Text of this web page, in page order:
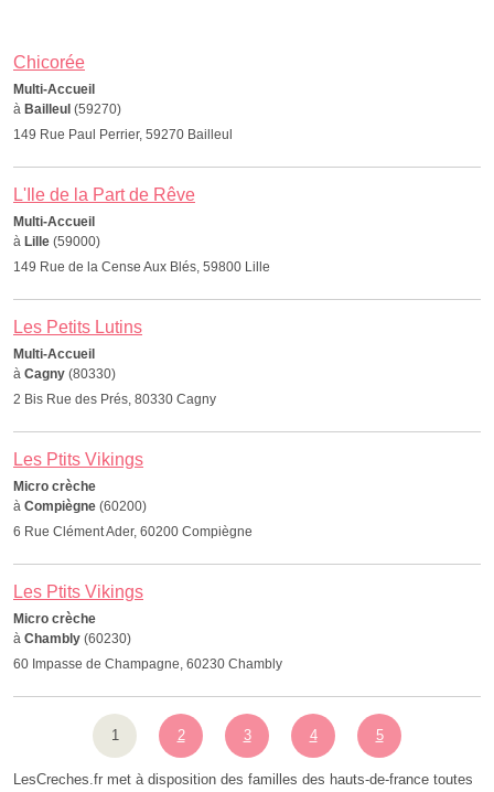
Chicorée
Multi-Accueil
à Bailleul (59270)
149 Rue Paul Perrier, 59270 Bailleul
L'Ile de la Part de Rêve
Multi-Accueil
à Lille (59000)
149 Rue de la Cense Aux Blés, 59800 Lille
Les Petits Lutins
Multi-Accueil
à Cagny (80330)
2 Bis Rue des Prés, 80330 Cagny
Les Ptits Vikings
Micro crèche
à Compiègne (60200)
6 Rue Clément Ader, 60200 Compiègne
Les Ptits Vikings
Micro crèche
à Chambly (60230)
60 Impasse de Champagne, 60230 Chambly
1 2 3 4 5
LesCreches.fr met à disposition des familles des hauts-de-france toutes